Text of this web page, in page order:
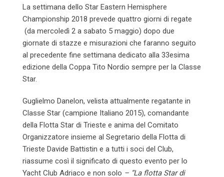
La settimana dello Star Eastern Hemisphere
Championship 2018 prevede quattro giorni di regate
(da mercoledì 2 a sabato 5 maggio) dopo due
giornate di stazze e misurazioni che faranno seguito
al precedente fine settimana dedicato alla 33esima
edizione della Coppa Tito Nordio sempre per la Classe
Star.
Guglielmo Danelon, velista attualmente regatante in
Classe Star (campione Italiano 2015), comandante
della Flotta Star di Trieste e anima del Comitato
Organizzatore insieme al Segretario della Flotta di
Trieste Davide Battistin e a tutti i soci del Club,
riassume così il significato di questo evento per lo
Yacht Club Adriaco e non solo – “La flotta Star di